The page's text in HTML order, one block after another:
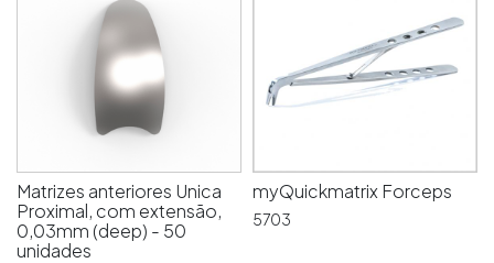
Matrizes anteriores Unica
Proximal, com extensão,
0,03mm (deep) - 50
unidades
myQuickmatrix Forceps
5703